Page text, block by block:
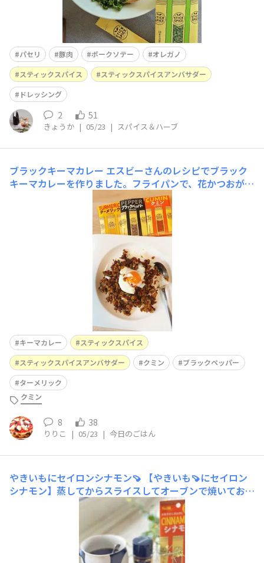
パセリ 豚肉 ポークソテー
オレガノ
スティックスパイス
スティックスパイスアンバサダー
ドレッシング
2 51
きょうか | 05/23 | スパイス＆ハーブ
ブラックキーマカレー エスビーさんのレシピでブラック
キーマカレーを作りました。フライパンで、花かつおがな
かったので、削り節の細かいかつお節と砂糖を炒めている
時、とても良い香りがして、キーマカレーにかつお節に砂
糖？と思いながら、作りました。温泉たまごは、鍋から取
り出す時間がオーバーしてしまい、固まってしまいまし
キーマカレー
スティックスパイス
スティックスパイスアンバサダー
クミン
ブラックペッパー
ターメリック
クミン
8 38
りりこ | 05/23 | 今日のごはん
やきいもにセイロンシナモン🍠
【やきいも🍠にセイロン
シナモン】蒸してからスライスしてオーブンで焼いておい
た🍠、チンしてセイロンシナモンをかけておやつにしまし
た。今日からコーヒーも解禁。インスタントではあるが久
しぶりに飲んだら焦げっぽい味がする。ここしばらく、ホ
ワイトニングのせいでコーヒー紅茶ほうじ茶、カレーは厳
禁。では何を飲んだ